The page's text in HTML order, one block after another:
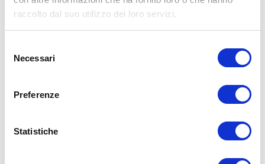
raccolto dal suo utilizzo dei loro servizi.
delNecessari
Preferenze
Statistiche